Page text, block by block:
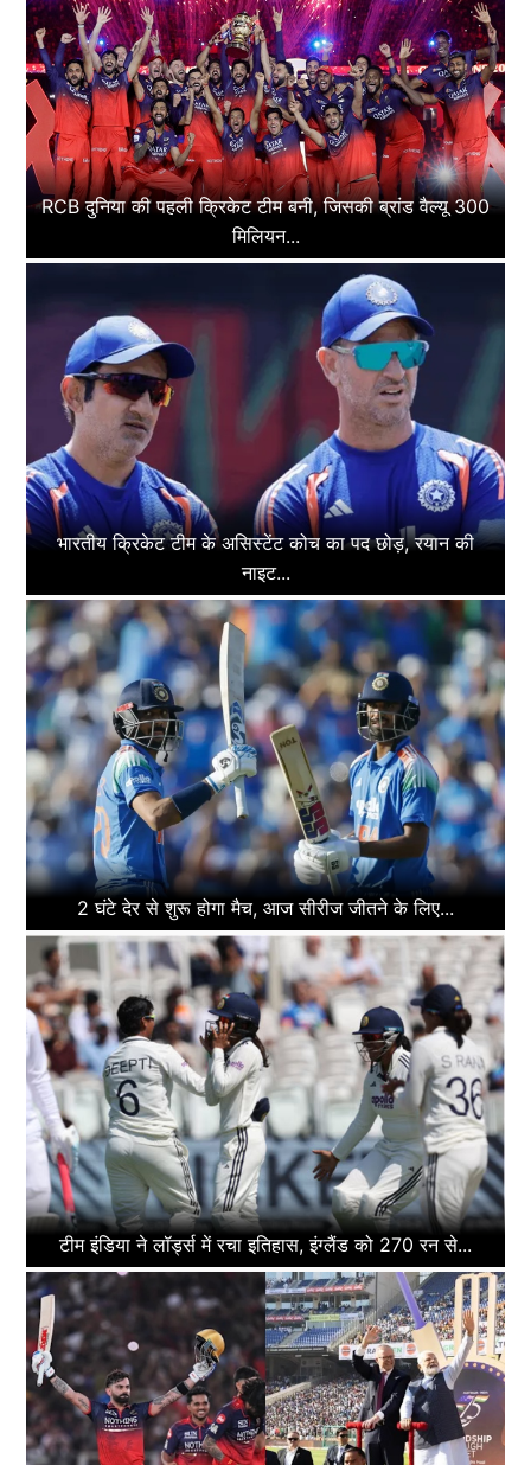
RCB दुनिया की पहली क्रिकेट टीम बनी, जिसकी ब्रांड वैल्यू 300
मिलियन...
भारतीय क्रिकेट टीम के असिस्टेंट कोच का पद छोड़, रयान की
नाइट...
2 घंटे देर से शुरू होगा मैच, आज सीरीज जीतने के लिए...
टीम इंडिया ने लॉर्ड्स में रचा इतिहास, इंग्लैंड को 270 रन से...